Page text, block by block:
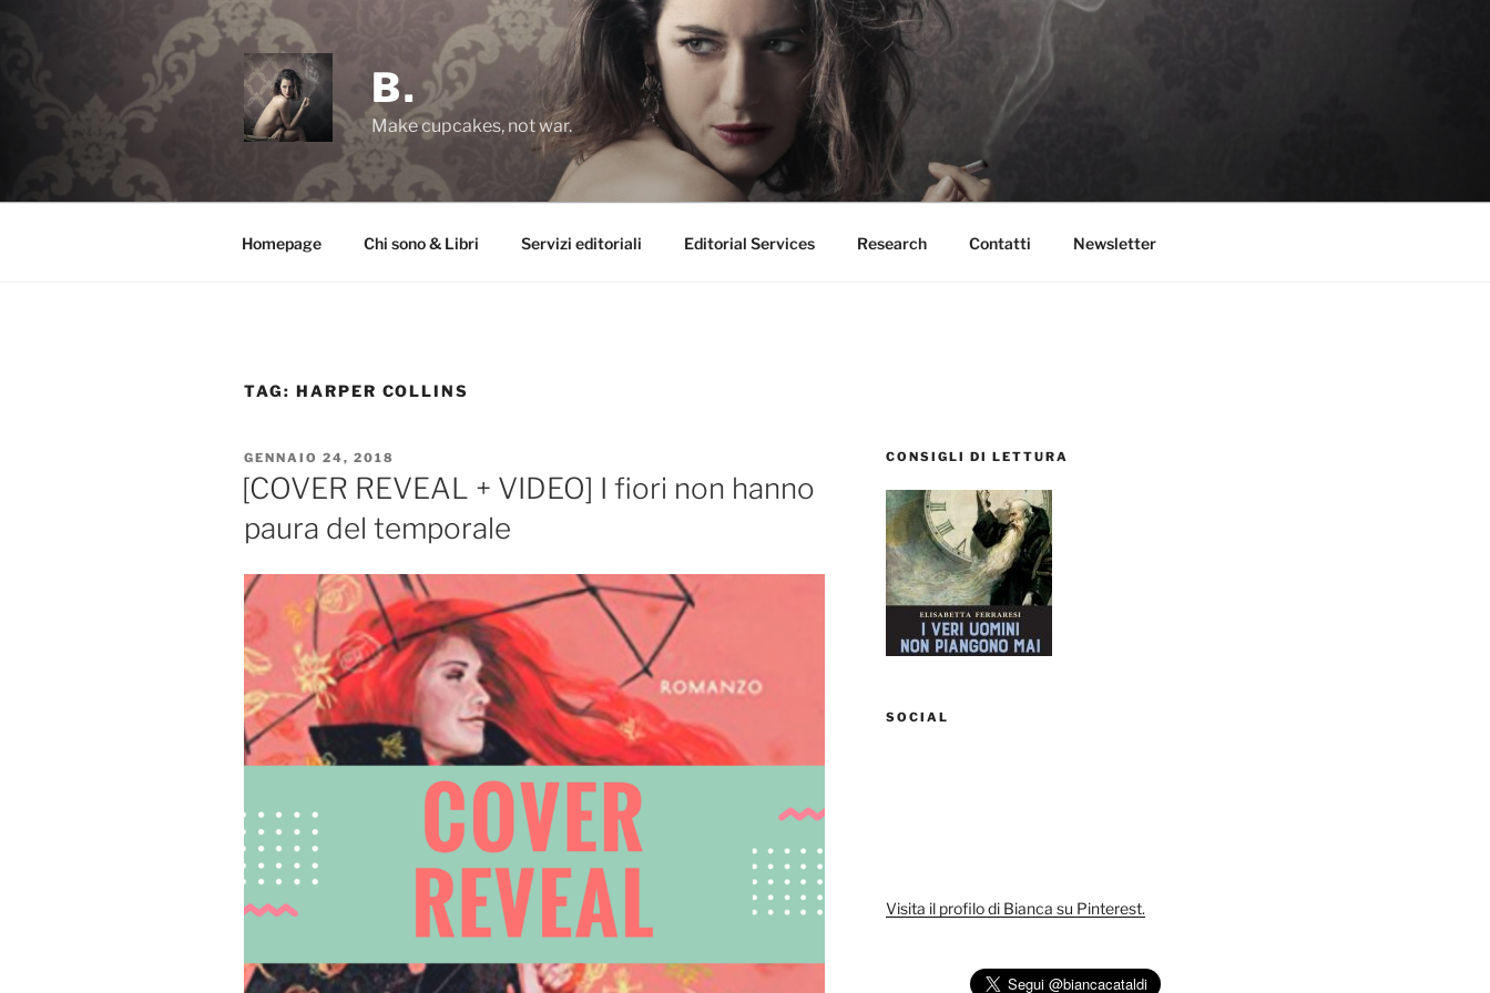
B.
Make cupcakes, not war.
Homepage Chi sono & Libri Servizi editoriali Editorial Services Research Contatti Newsletter
TAG: HARPER COLLINS
PUBBLICATO
IL
GENNAIO 24, 2018
[COVER REVEAL + VIDEO] I fiori non hanno
paura del temporale
CONSIGLI DI LETTURA
SOCIAL
Visita il profilo di Bianca su Pinterest.